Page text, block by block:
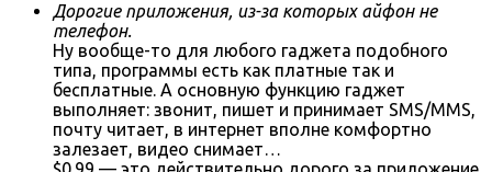
Дорогие приложения, из-за которых айфон не
телефон.
Ну вообще-то для любого гаджета подобного
типа, программы есть как платные так и
бесплатные. А основную функцию гаджет
выполняет: звонит, пишет и принимает SMS/MMS,
почту читает, в интернет вполне комфортно
залезает, видео снимает…